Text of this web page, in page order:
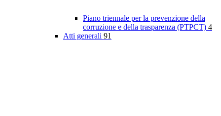
Piano triennale per la prevenzione della
corruzione e della trasparenza (PTPCT) 4
Atti generali 91